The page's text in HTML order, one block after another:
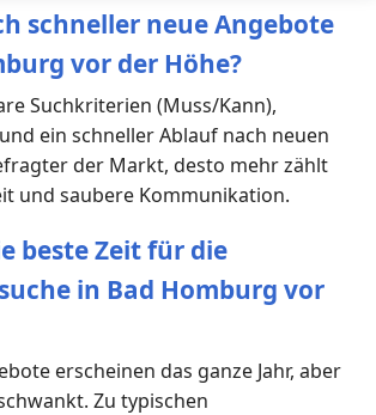
schneller neue Angebote
vor der Höhe?
Suchkriterien (Muss/Kann),
ein schneller Ablauf nach neuen
der Markt, desto mehr zählt
und saubere Kommunikation.
beste Zeit für die
in Bad Homburg vor
erscheinen das ganze Jahr, aber
Zu typischen